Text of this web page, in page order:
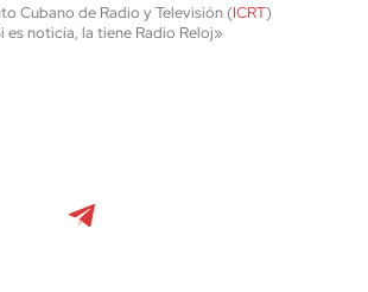
Cubano de Radio y Televisión (ICRT)
es noticia, la tiene Radio Reloj»